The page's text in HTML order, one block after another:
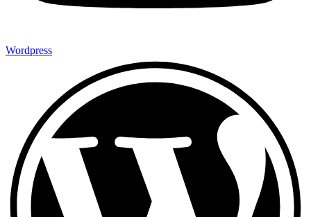
Wordpress